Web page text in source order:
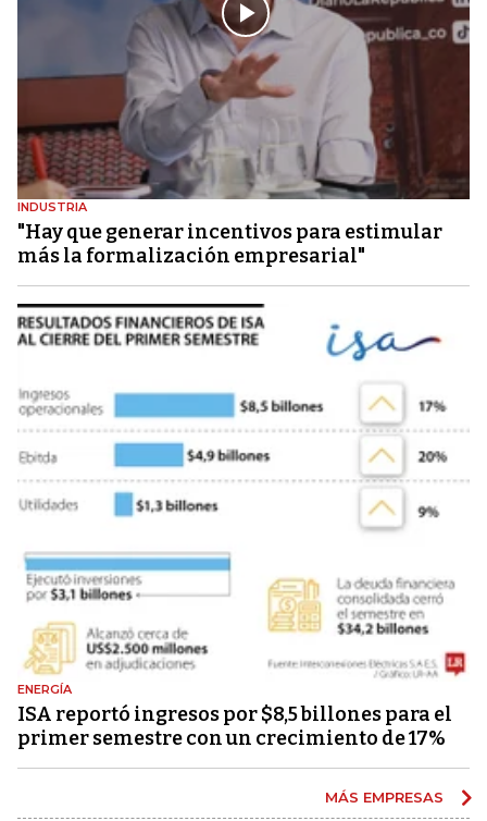
INDUSTRIA
"Hay que generar incentivos para estimular
más la formalización empresarial"
ENERGÍA
ISA reportó ingresos por $8,5 billones para el
primer semestre con un crecimiento de 17%
MÁS EMPRESAS